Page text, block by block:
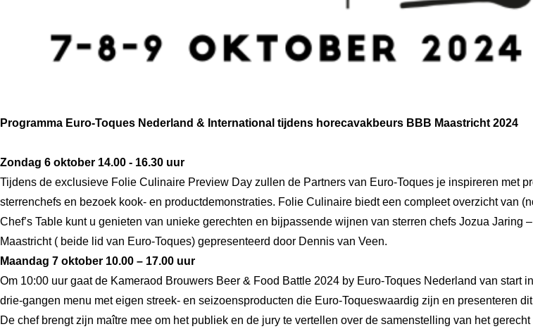
Programma Euro-Toques Nederland & International tijdens horecavakbeurs BBB Maastricht 2024
Zondag 6 oktober 14.00 - 16.30 uur
Tijdens de exclusieve Folie Culinaire Preview Day zullen de Partners van Euro-Toques je inspireren met
sterrenchefs en bezoek kook- en productdemonstraties. Folie Culinaire biedt een compleet overzicht van
Chef’s Table kunt u genieten van unieke gerechten en bijpassende wijnen van sterren chefs Jozua
Maastricht ( beide lid van Euro-Toques) gepresenteerd door Dennis van Veen.
Maandag 7 oktober 10.00 – 17.00 uur
Om 10:00 uur gaat de Kameraod Brouwers Beer & Food Battle 2024 by Euro-Toques Nederland van
drie-gangen menu met eigen streek- en seizoensproducten die Euro-Toqueswaardig zijn en presenteren
De chef brengt zijn maître mee om het publiek en de jury te vertellen over de samenstelling van het